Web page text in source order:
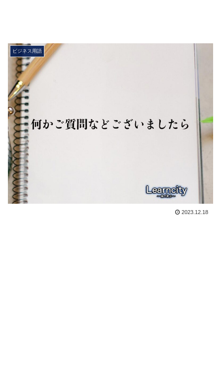
ビジネス用語
2023.12.18